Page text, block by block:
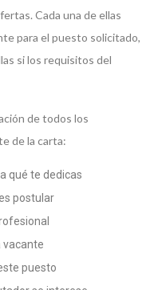
Cada una de ellas
para el puesto solicitado,
si los requisitos del
de todos los
de la carta:
qué te dedicas
postular
vacante
puesto